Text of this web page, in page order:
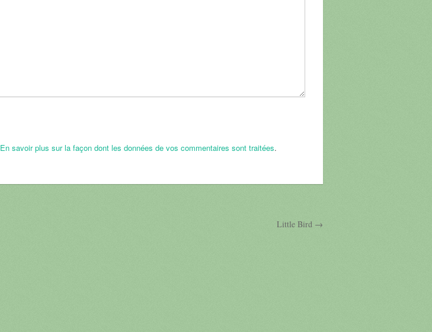
En savoir plus sur la façon dont les données de vos commentaires sont traitées.
Little Bird →